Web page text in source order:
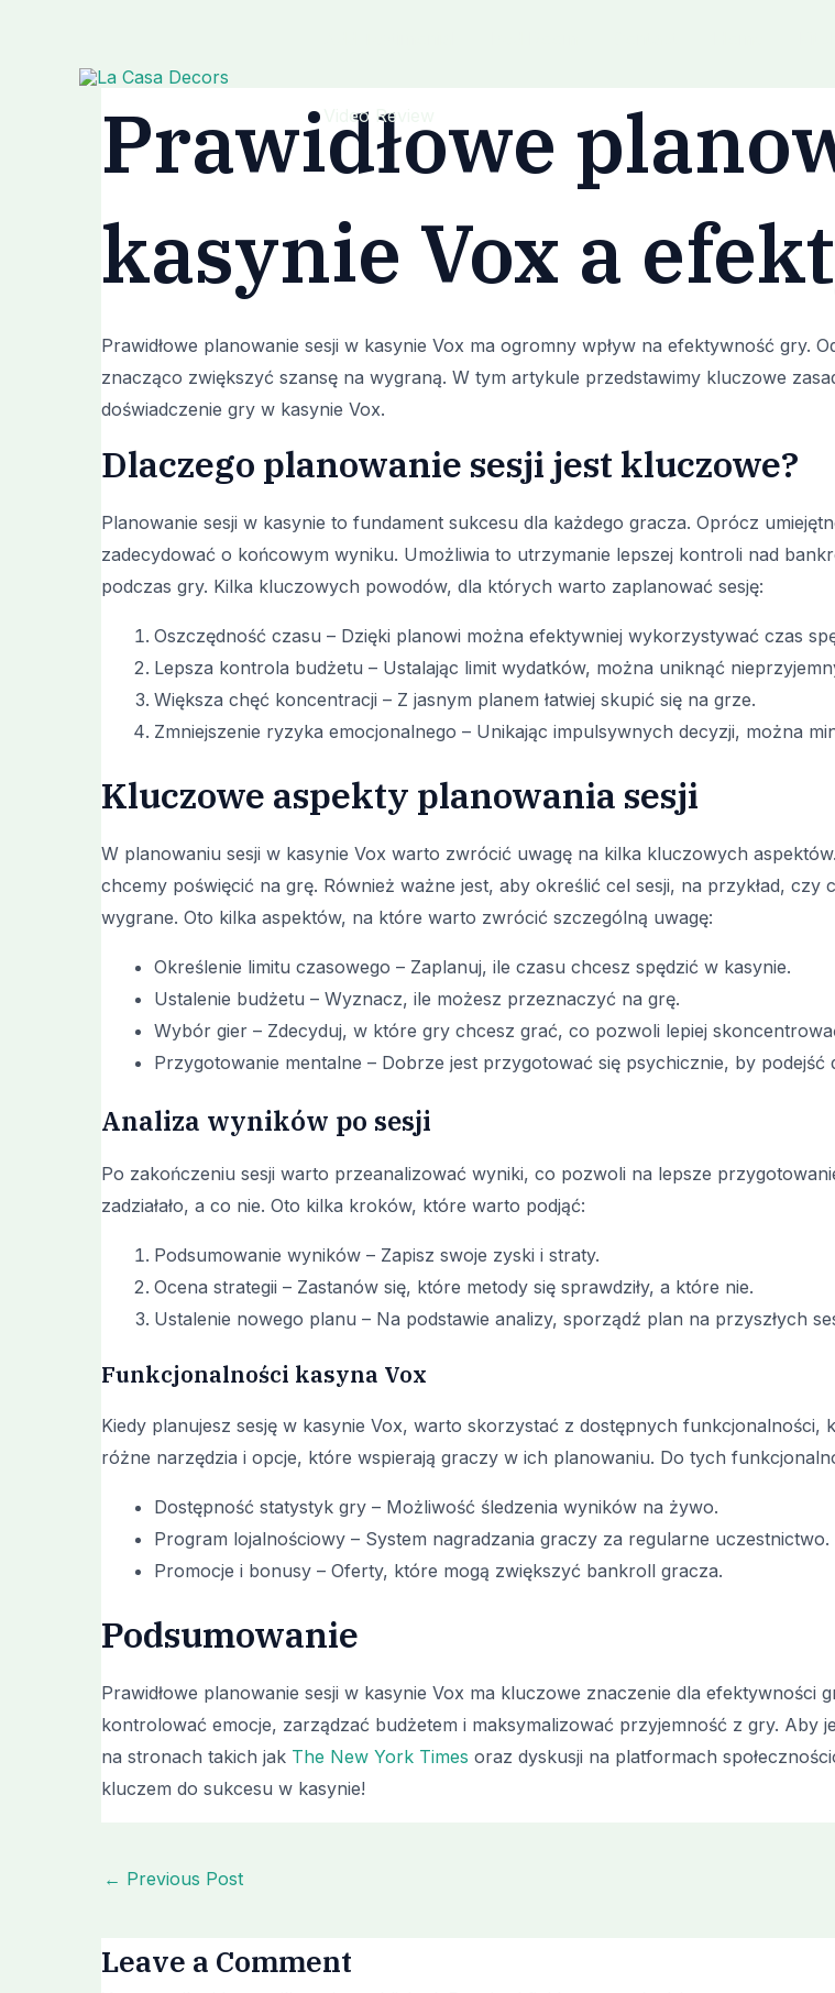
Video Review
Prawidłowe
kasynie Vox a
Prawidłowe planowanie sesji w kasynie Vox ma ogromny wpływ na efektywność gry.
znacząco zwiększyć szansę na wygraną. W tym artykule przedstawimy kluczowe
doświadczenie gry w kasynie Vox.
Dlaczego planowanie sesji jest kluczowe?
Planowanie sesji w kasynie to fundament sukcesu dla każdego gracza. Oprócz
zadecydować o końcowym wyniku. Umożliwia to utrzymanie lepszej kontroli nad
podczas gry. Kilka kluczowych powodów, dla których warto zaplanować sesję:
Oszczędność czasu – Dzięki planowi można efektywniej wykorzystywać czas
Lepsza kontrola budżetu – Ustalając limit wydatków, można uniknąć
Większa chęć koncentracji – Z jasnym planem łatwiej skupić się na grze.
Zmniejszenie ryzyka emocjonalnego – Unikając impulsywnych decyzji, można
Kluczowe aspekty planowania sesji
W planowaniu sesji w kasynie Vox warto zwrócić uwagę na kilka kluczowych
chcemy poświęcić na grę. Również ważne jest, aby określić cel sesji, na przykład,
wygrane. Oto kilka aspektów, na które warto zwrócić szczególną uwagę:
Określenie limitu czasowego – Zaplanuj, ile czasu chcesz spędzić w kasynie.
Ustalenie budżetu – Wyznacz, ile możesz przeznaczyć na grę.
Wybór gier – Zdecyduj, w które gry chcesz grać, co pozwoli lepiej
Przygotowanie mentalne – Dobrze jest przygotować się psychicznie, by podejść
Analiza wyników po sesji
Po zakończeniu sesji warto przeanalizować wyniki, co pozwoli na lepsze
zadziałało, a co nie. Oto kilka kroków, które warto podjąć:
Podsumowanie wyników – Zapisz swoje zyski i straty.
Ocena strategii – Zastanów się, które metody się sprawdziły, a które nie.
Ustalenie nowego planu – Na podstawie analizy, sporządź plan na przyszłych
Funkcjonalności kasyna Vox
Kiedy planujesz sesję w kasynie Vox, warto skorzystać z dostępnych
różne narzędzia i opcje, które wspierają graczy w ich planowaniu. Do tych
Dostępność statystyk gry – Możliwość śledzenia wyników na żywo.
Program lojalnościowy – System nagradzania graczy za regularne uczestnictwo.
Promocje i bonusy – Oferty, które mogą zwiększyć bankroll gracza.
Podsumowanie
Prawidłowe planowanie sesji w kasynie Vox ma kluczowe znaczenie dla efektywności
kontrolować emocje, zarządzać budżetem i maksymalizować przyjemność z gry. Aby
na stronach takich jak The New York Times oraz dyskusji na platformach
kluczem do sukcesu w kasynie!
← Previous Post
Leave a Comment